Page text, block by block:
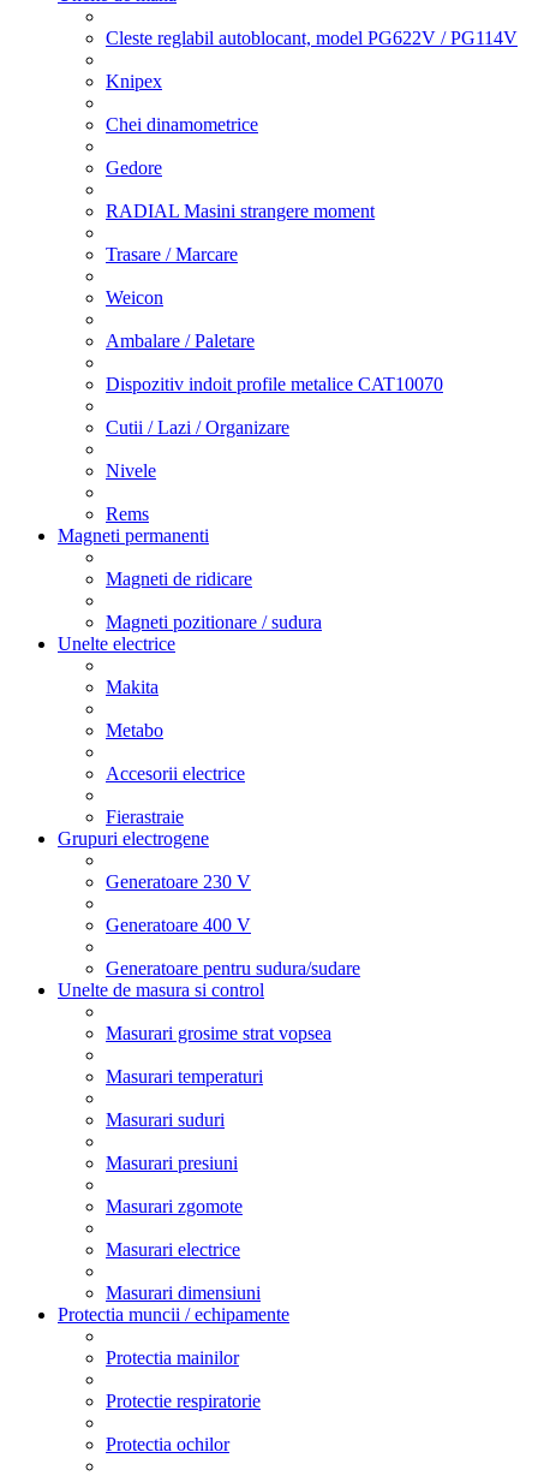
Cleste reglabil autoblocant, model PG622V / PG114V
Knipex
Chei dinamometrice
Gedore
RADIAL Masini strangere moment
Trasare / Marcare
Weicon
Ambalare / Paletare
Dispozitiv indoit profile metalice CAT10070
Cutii / Lazi / Organizare
Nivele
Rems
Magneti permanenti
Magneti de ridicare
Magneti pozitionare / sudura
Unelte electrice
Makita
Metabo
Accesorii electrice
Fierastraie
Grupuri electrogene
Generatoare 230 V
Generatoare 400 V
Generatoare pentru sudura/sudare
Unelte de masura si control
Masurari grosime strat vopsea
Masurari temperaturi
Masurari suduri
Masurari presiuni
Masurari zgomote
Masurari electrice
Masurari dimensiuni
Protectia muncii / echipamente
Protectia mainilor
Protectie respiratorie
Protectia ochilor